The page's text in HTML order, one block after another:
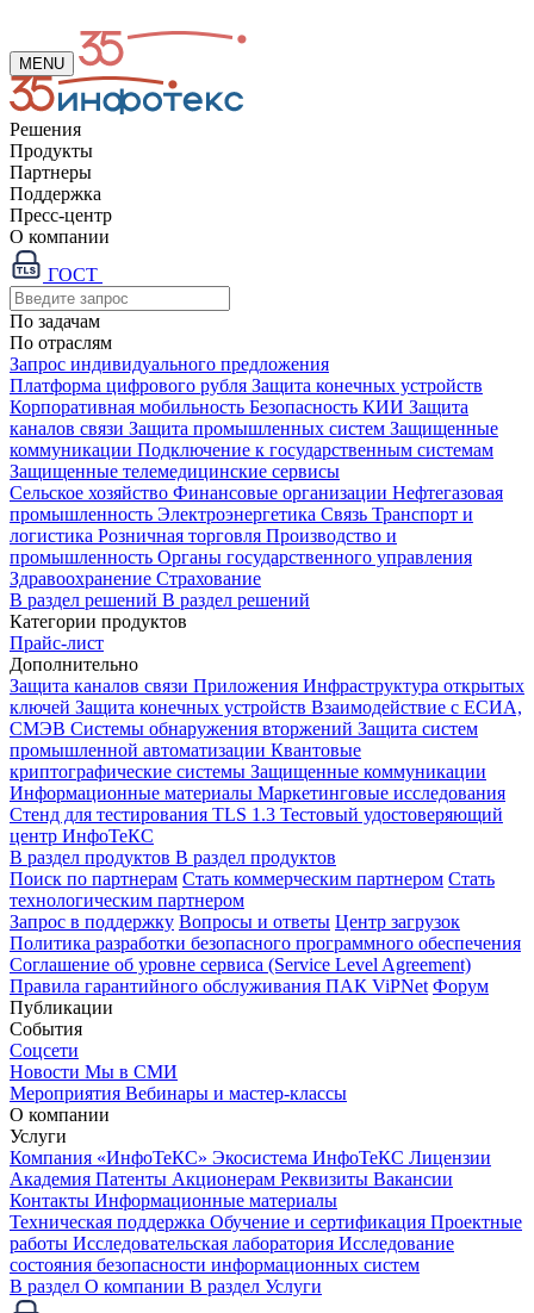
MENU
Решения
Продукты
Партнеры
Поддержка
Пресс-центр
О компании
ГОСТ
По задачам
По отраслям
Запрос индивидуального предложения
Платформа цифрового рубля Защита конечных устройств
Корпоративная мобильность Безопасность КИИ Защита
каналов связи Защита промышленных систем Защищенные
коммуникации Подключение к государственным системам
Защищенные телемедицинские сервисы
Сельское хозяйство Финансовые организации Нефтегазовая
промышленность Электроэнергетика Связь Транспорт и
логистика Розничная торговля Производство и
промышленность Органы государственного управления
Здравоохранение Страхование
В раздел решений В раздел решений
Категории продуктов
Прайс-лист
Дополнительно
Защита каналов связи Приложения Инфраструктура открытых
ключей Защита конечных устройств Взаимодействие с ЕСИА,
СМЭВ Системы обнаружения вторжений Защита систем
промышленной автоматизации Квантовые
криптографические системы Защищенные коммуникации
Информационные материалы Маркетинговые исследования
Стенд для тестирования TLS 1.3 Тестовый удостоверяющий
центр ИнфоТеКС
В раздел продуктов В раздел продуктов
Поиск по партнерам Стать коммерческим партнером Стать
технологическим партнером
Запрос в поддержку Вопросы и ответы Центр загрузок
Политика разработки безопасного программного обеспечения
Соглашение об уровне сервиса (Service Level Agreement)
Правила гарантийного обслуживания ПАК ViPNet Форум
Публикации
События
Соцсети
Новости Мы в СМИ
Мероприятия Вебинары и мастер-классы
О компании
Услуги
Компания «ИнфоТеКС» Экосистема ИнфоТеКС Лицензии
Академия Патенты Акционерам Реквизиты Вакансии
Контакты Информационные материалы
Техническая поддержка Обучение и сертификация Проектные
работы Исследовательская лаборатория Исследование
состояния безопасности информационных систем
В раздел О компании В раздел Услуги